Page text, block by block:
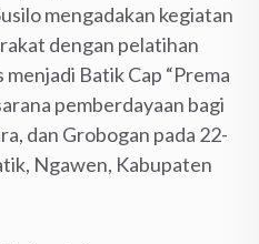
mengadakan kegiatan
dengan pelatihan
Batik Cap “Prema
pemberdayaan bagi
dan Grobogan pada 22-
Ngawen, Kabupaten